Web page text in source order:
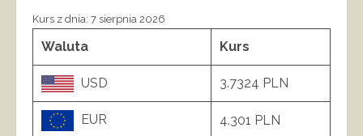
Kurs z dnia: 7 sierpnia 2026
Waluta Kurs
USD 3.7324 PLN
EUR 4.301 PLN